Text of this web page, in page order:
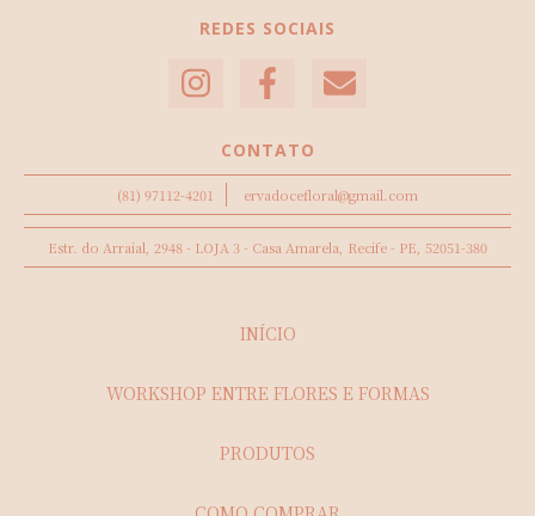
REDES SOCIAIS
CONTATO
(81) 97112-4201 ervadocefloral@gmail.com
Estr. do Arraial, 2948 - LOJA 3 - Casa Amarela, Recife - PE, 52051-380
INÍCIO
WORKSHOP ENTRE FLORES E FORMAS
PRODUTOS